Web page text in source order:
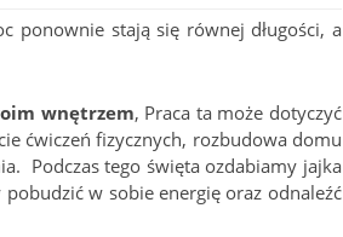
ponownie stają się równej długości, a
wnętrzem, Praca ta może dotyczyć
ćwiczeń fizycznych, rozbudowa domu
Podczas tego święta ozdabiamy jajka
w sobie energię oraz odnaleźć